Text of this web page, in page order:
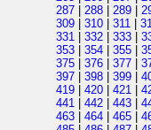
287 | 288 | 289 |
309 | 310 | 311 |
331 | 332 | 333 |
353 | 354 | 355 |
375 | 376 | 377 |
397 | 398 | 399 |
419 | 420 | 421 |
441 | 442 | 443 |
463 | 464 | 465 |